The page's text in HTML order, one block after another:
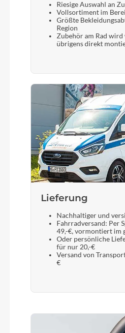
Riesige Auswahl an
Vollsortiment im
Größte
Region
Zubehör am Rad
übrigens direkt
Lieferung
Nachhaltiger und
Fahrradversand: Per
49,-€, vormontiert im
Oder persönliche
für nur 20,-€
Versand von
€